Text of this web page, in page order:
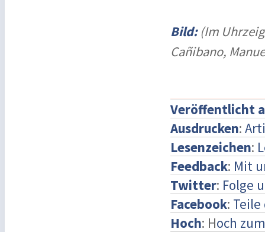
Bild:(Im
Cañibano,
Veröffentlicht
Ausdrucken:
Lesenzeichen:
Feedback: Mit
Twitter: Folge
Facebook:
Hoch: Hoch